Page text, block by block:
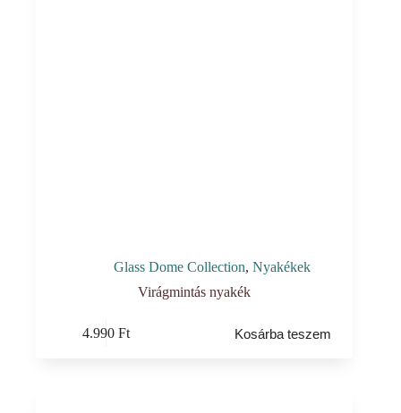
Glass Dome Collection,Nyakékek
Virágmintás nyakék
4.990Ft Kosárba teszem